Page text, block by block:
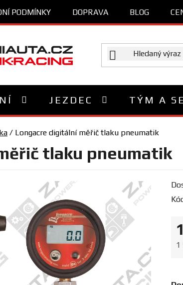
PODMÍNKY DOPRAVA BLOG
JEZDEC TÝM A
/ Longacre digitální měřič tlaku pneumatik
tlaku pneumatik
1